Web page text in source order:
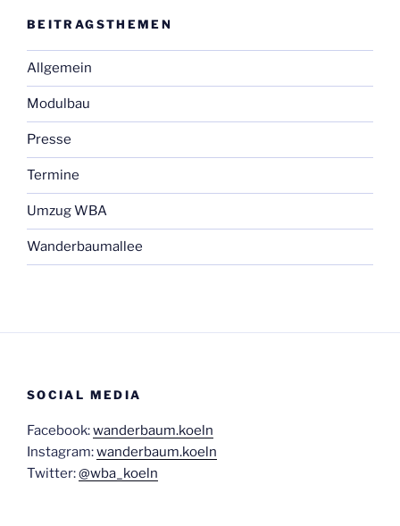
BEI­TRAGS­THE­MEN
Allgemein
Modulbau
Presse
Termine
Umzug WBA
Wanderbaumallee
SOCIAL MEDIA
Facebook:wanderbaum.koeln
Instagram:wanderbaum.koeln
Twitter:@wba_koeln